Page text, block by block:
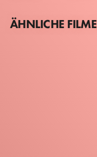
ÄHNLICHE FILME